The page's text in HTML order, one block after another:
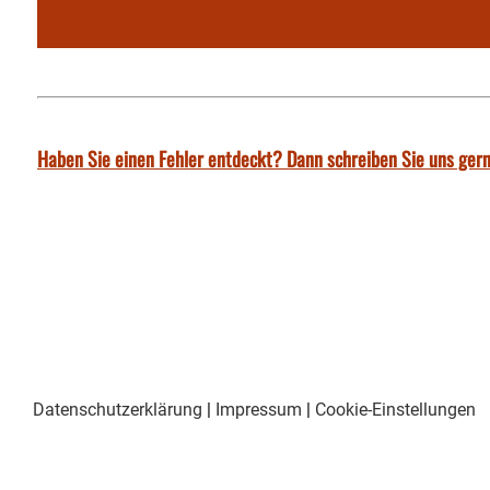
Haben Sie einen Fehler entdeckt? Dann schreiben Sie uns
Datenschutzerklärung | Impressum | Cookie-Einstellungen